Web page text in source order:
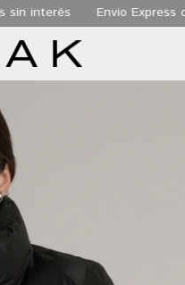
Envio Express de 24 hs